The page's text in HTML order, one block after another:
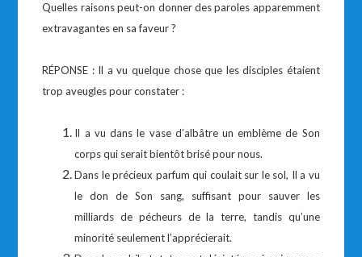
Quelles raisons peut-on donner des paroles apparemment
extravagantes en sa faveur ?
RÉPONSE : Il a vu quelque chose que les disciples étaient
trop aveugles pour constater :
Il a vu dans le vase d’albâtre un emblème de Son
corps qui serait bientôt brisé pour nous.
Dans le précieux parfum qui coulait sur le sol, Il a vu
le don de Son sang, suffisant pour sauver les
milliards de pécheurs de la terre, tandis qu’une
minorité seulement l’apprécierait.